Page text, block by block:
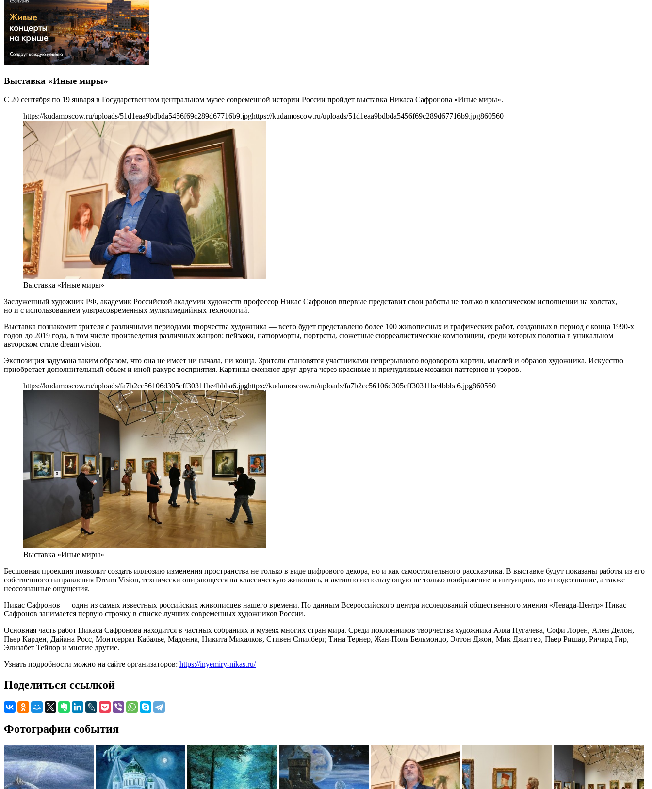
Выставка «Иные миры»
С 20 сентября по 19 января в Государственном центральном музее современной истории России пройдет выставка Никаса Сафронова «Иные миры».
https://kudamoscow.ru/uploads/51d1eaa9bdbda5456f69c289d67716b9.jpghttps://kudamoscow.ru/uploads/51d1eaa9bdbda5456f69c289d67716b9.jpg860560
Выставка «Иные миры»
Заслуженный художник РФ, академик Российской академии художеств профессор Никас Сафронов впервые представит свои работы не только в классическом исполнении на холстах,
но и с использованием ультрасовременных мультимедийных технологий.
Выставка познакомит зрителя с различными периодами творчества художника — всего будет представлено более 100 живописных и графических работ, созданных в период с конца 1990-х
годов до 2019 года, в том числе произведения различных жанров: пейзажи, натюрморты, портреты, сюжетные сюрреалистические композиции, среди которых полотна в уникальном
авторском стиле dream vision.
Экспозиция задумана таким образом, что она не имеет ни начала, ни конца. Зрители становятся участниками непрерывного водоворота картин, мыслей и образов художника. Искусство
приобретает дополнительный объем и иной ракурс восприятия. Картины сменяют друг друга через красивые и причудливые мозаики паттернов и узоров.
https://kudamoscow.ru/uploads/fa7b2cc56106d305cff30311be4bbba6.jpghttps://kudamoscow.ru/uploads/fa7b2cc56106d305cff30311be4bbba6.jpg860560
Выставка «Иные миры»
Бесшовная проекция позволит создать иллюзию изменения пространства не только в виде цифрового декора, но и как самостоятельного рассказчика. В выставке будут показаны работы из его
собственного направления Dream Vision, технически опирающееся на классическую живопись, и активно использующую не только воображение и интуицию, но и подсознание, а также
неосознанные ощущения.
Никас Сафронов — один из самых известных российских живописцев нашего времени. По данным Всероссийского центра исследований общественного мнения «Левада-Центр» Никас
Сафронов занимается первую строчку в списке лучших современных художников России.
Основная часть работ Никаса Сафронова находится в частных собраниях и музеях многих стран мира. Среди поклонников творчества художника Алла Пугачева, Софи Лорен, Ален Делон,
Пьер Карден, Дайана Росс, Монтсеррат Кабалье, Мадонна, Никита Михалков, Стивен Спилберг, Тина Тернер, Жан-Поль Бельмондо, Элтон Джон, Мик Джаггер, Пьер Ришар, Ричард Гир,
Элизабет Тейлор и многие другие.
Узнать подробности можно на сайте организаторов: https://inyemiry-nikas.ru/
Поделиться ссылкой
Фотографии события